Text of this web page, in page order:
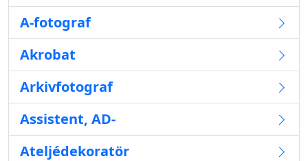
A-fotograf
Akrobat
Arkivfotograf
Assistent, AD-
Ateljédekoratör